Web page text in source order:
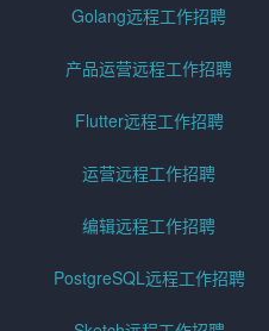
Golang远程工作招聘
产品运营远程工作招聘
Flutter远程工作招聘
运营远程工作招聘
编辑远程工作招聘
PostgreSQL远程工作招聘